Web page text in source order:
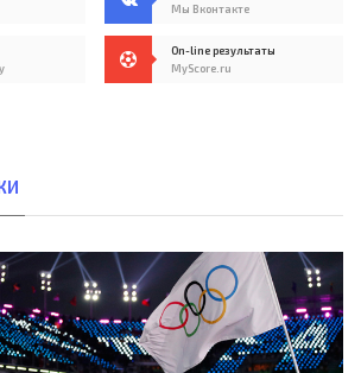
Мы Вконтакте
On-line результаты
MyScore.ru